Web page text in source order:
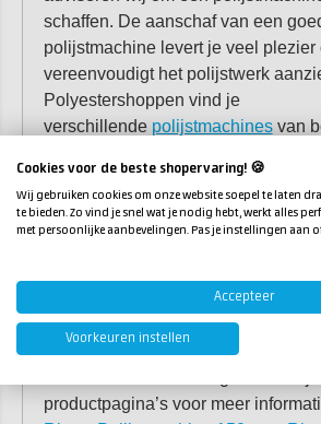
schaffen. De aanschaf van een
polijstmachine levert je veel plezier
vereenvoudigt het polijstwerk
Polyestershoppen vind je
verschillende polijstmachinesvan
alle polijstmiddelen, polijstpads en
zijn eenvoudig te bestellen.
Polyestershoppen levert diverse
polijstmachines. Deze machines zijn
gebruiksvriendelijk en geven jouw
productpagina’s voor meer
Cookies voor de beste shopervaring! 🍪
Wij gebruiken cookies om onze website soepel te laten
te bieden. Zo vind je snel wat je nodig hebt, werkt alles
met persoonlijke aanbevelingen. Pas je instellingen aan
Accepteer
Voorkeuren instellen